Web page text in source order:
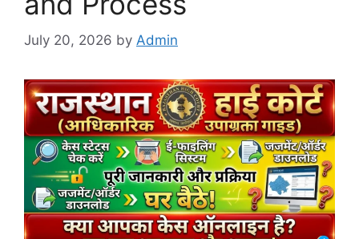
July 20, 2026 by Admin